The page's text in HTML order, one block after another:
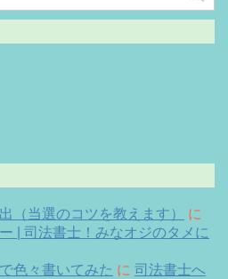
（当選のコツを教えます）
に
| 司法書士！みなオジのタメに
色々書いてみた に 司法書士へ